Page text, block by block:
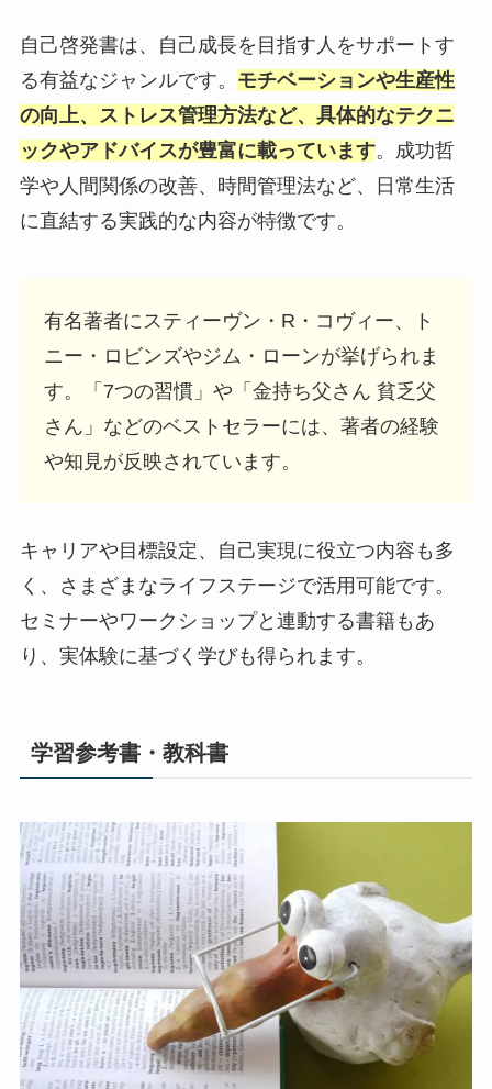
自己啓発書は、自己成長を目指す人をサポートす
る有益なジャンルです。 モチベーションや生産性
の向上、ストレス管理方法など、具体的なテクニ
ックやアドバイスが豊富に載っています。成功哲
学や人間関係の改善、時間管理法など、日常生活
に直結する実践的な内容が特徴です。
有名著者にスティーヴン・R・コヴィー、ト
ニー・ロビンズやジム・ローンが挙げられま
す。「7つの習慣」や「金持ち父さん 貧乏父
さん」などのベストセラーには、著者の経験
や知見が反映されています。
キャリアや目標設定、自己実現に役立つ内容も多
く、さまざまなライフステージで活用可能です。
セミナーやワークショップと連動する書籍もあ
り、実体験に基づく学びも得られます。
学習参考書・教科書